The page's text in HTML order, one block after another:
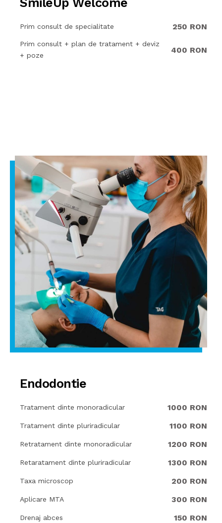
SmileUp Welcome
Prim consult de specialitate 250 RON
Prim consult + plan de tratament + deviz
+ poze
400 RON
Endodontie
Tratament dinte monoradicular 1000 RON
Tratament dinte pluriradicular 1100 RON
Retratament dinte monoradicular 1200 RON
Retaratament dinte pluriradicular 1300 RON
Taxa microscop 200 RON
Aplicare MTA 300 RON
Drenaj abces 150 RON